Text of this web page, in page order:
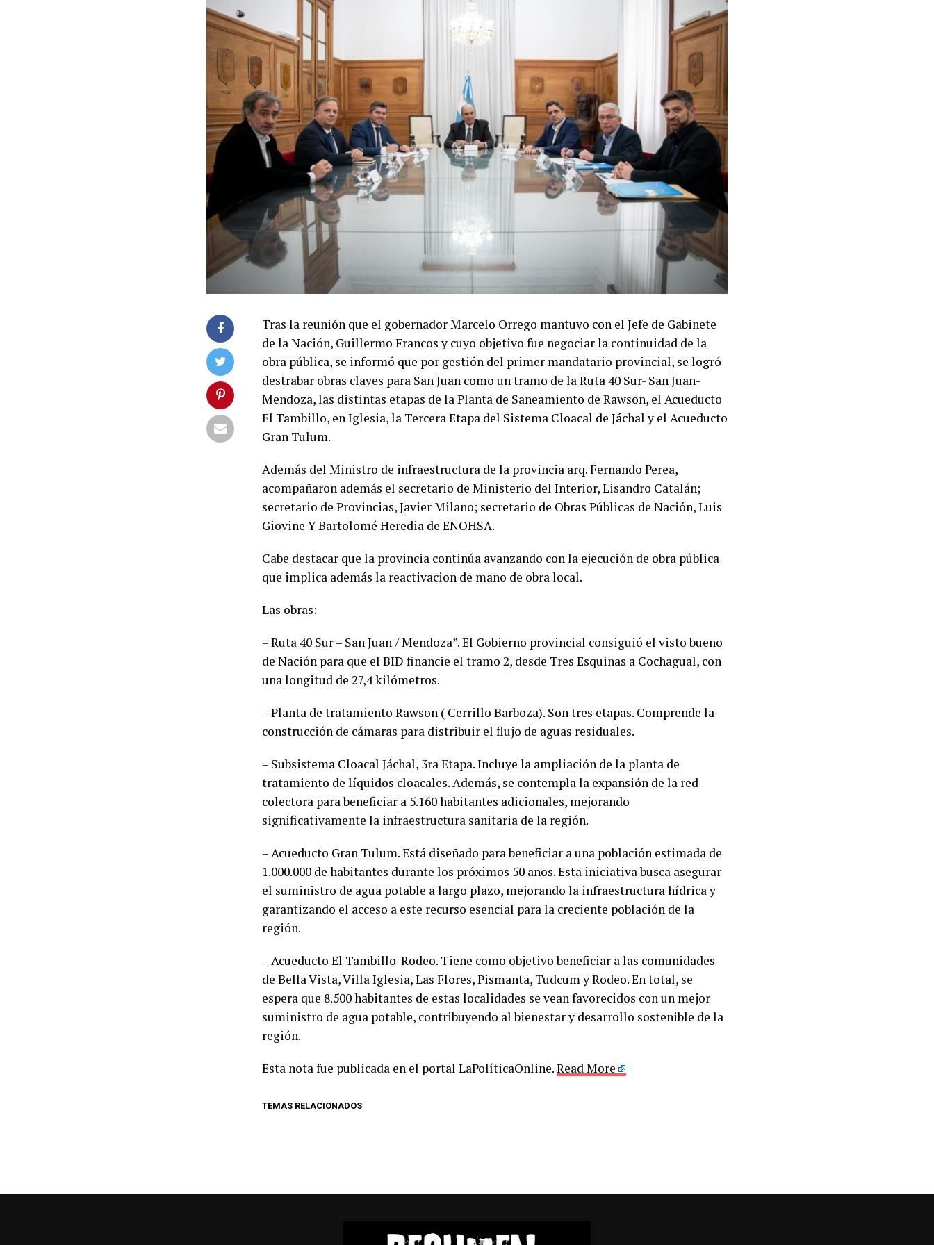
Tras la reunión que el gobernador Marcelo Orrego mantuvo con el Jefe de Gabinete
de la Nación, Guillermo Francos y cuyo objetivo fue negociar la continuidad de la
obra pública, se informó que por gestión del primer mandatario provincial, se logró
destrabar obras claves para San Juan como un tramo de la Ruta 40 Sur- San Juan-
Mendoza, las distintas etapas de la Planta de Saneamiento de Rawson, el Acueducto
El Tambillo, en Iglesia, la Tercera Etapa del Sistema Cloacal de Jáchal y el Acueducto
Gran Tulum.
Además del Ministro de infraestructura de la provincia arq. Fernando Perea,
acompañaron además el secretario de Ministerio del Interior, Lisandro Catalán;
secretario de Provincias, Javier Milano; secretario de Obras Públicas de Nación, Luis
Giovine Y Bartolomé Heredia de ENOHSA.
Cabe destacar que la provincia continúa avanzando con la ejecución de obra pública
que implica además la reactivacion de mano de obra local.
Las obras:
– Ruta 40 Sur – San Juan / Mendoza”. El Gobierno provincial consiguió el visto bueno
de Nación para que el BID financie el tramo 2, desde Tres Esquinas a Cochagual, con
una longitud de 27,4 kilómetros.
– Planta de tratamiento Rawson ( Cerrillo Barboza). Son tres etapas. Comprende la
construcción de cámaras para distribuir el flujo de aguas residuales.
– Subsistema Cloacal Jáchal, 3ra Etapa. Incluye la ampliación de la planta de
tratamiento de líquidos cloacales. Además, se contempla la expansión de la red
colectora para beneficiar a 5.160 habitantes adicionales, mejorando
significativamente la infraestructura sanitaria de la región.
– Acueducto Gran Tulum. Está diseñado para beneficiar a una población estimada de
1.000.000 de habitantes durante los próximos 50 años. Esta iniciativa busca asegurar
el suministro de agua potable a largo plazo, mejorando la infraestructura hídrica y
garantizando el acceso a este recurso esencial para la creciente población de la
región.
– Acueducto El Tambillo-Rodeo. Tiene como objetivo beneficiar a las comunidades
de Bella Vista, Villa Iglesia, Las Flores, Pismanta, Tudcum y Rodeo. En total, se
espera que 8.500 habitantes de estas localidades se vean favorecidos con un mejor
suministro de agua potable, contribuyendo al bienestar y desarrollo sostenible de la
región.
Esta nota fue publicada en el portal LaPolíticaOnline.Read More
TEMAS RELACIONADOS